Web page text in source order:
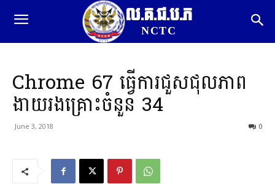
ល.គ.ជ.ប.ភ
NCTC
Chrome 67 ធ្វើការជួសជុលភាព
ងាយរងគ្រោះចំនួន 34
June 3, 2018 0